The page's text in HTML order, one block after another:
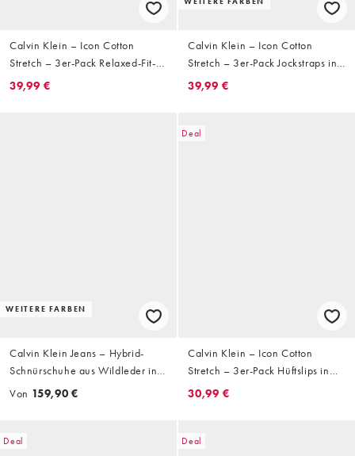
Calvin Klein – Icon Cotton
Stretch – 3er-Pack Relaxed-Fit-
Trunk-Unterhosen in Schwarz
39,99 €
Calvin Klein – Icon Cotton
Stretch – 3er-Pack Jockstraps in
Schwarz
39,99 €
WEITERE FARBEN
Calvin Klein Jeans – Hybrid-
Schnürschuhe aus Wildleder in
Beige mit dicker Sohle
Von 159,90 €
Deal
Calvin Klein – Icon Cotton
Stretch – 3er-Pack Hüftslips in
Schwarz mit Bund in
30,99 €
Deal Deal